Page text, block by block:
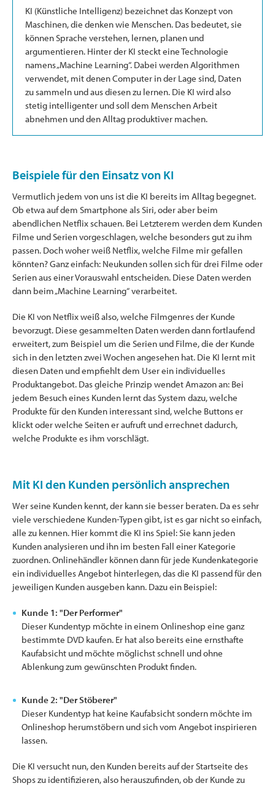
KI (Künstliche Intelligenz) bezeichnet das Konzept von
Maschinen, die denken wie Menschen. Das bedeutet, sie
können Sprache verstehen, lernen, planen und
argumentieren. Hinter der KI steckt eine Technologie
namens „Machine Learning“. Dabei werden Algorithmen
verwendet, mit denen Computer in der Lage sind, Daten
zu sammeln und aus diesen zu lernen. Die KI wird also
stetig intelligenter und soll dem Menschen Arbeit
abnehmen und den Alltag produktiver machen.
Beispiele für den Einsatz von KI
Vermutlich jedem von uns ist die KI bereits im Alltag begegnet.
Ob etwa auf dem Smartphone als Siri, oder aber beim
abendlichen Netflix schauen. Bei Letzterem werden dem Kunden
Filme und Serien vorgeschlagen, welche besonders gut zu ihm
passen. Doch woher weiß Netflix, welche Filme mir gefallen
könnten? Ganz einfach: Neukunden sollen sich für drei Filme oder
Serien aus einer Vorauswahl entscheiden. Diese Daten werden
dann beim „Machine Learning“ verarbeitet.
Die KI von Netflix weiß also, welche Filmgenres der Kunde
bevorzugt. Diese gesammelten Daten werden dann fortlaufend
erweitert, zum Beispiel um die Serien und Filme, die der Kunde
sich in den letzten zwei Wochen angesehen hat. Die KI lernt mit
diesen Daten und empfiehlt dem User ein individuelles
Produktangebot. Das gleiche Prinzip wendet Amazon an: Bei
jedem Besuch eines Kunden lernt das System dazu, welche
Produkte für den Kunden interessant sind, welche Buttons er
klickt oder welche Seiten er aufruft und errechnet dadurch,
welche Produkte es ihm vorschlägt.
Mit KI den Kunden persönlich ansprechen
Wer seine Kunden kennt, der kann sie besser beraten. Da es sehr
viele verschiedene Kunden-Typen gibt, ist es gar nicht so einfach,
alle zu kennen. Hier kommt die KI ins Spiel: Sie kann jeden
Kunden analysieren und ihn im besten Fall einer Kategorie
zuordnen. Onlinehändler können dann für jede Kundenkategorie
ein individuelles Angebot hinterlegen, das die KI passend für den
jeweiligen Kunden ausgeben kann. Dazu ein Beispiel:
Kunde 1: "Der Performer"
Dieser Kundentyp möchte in einem Onlineshop eine ganz
bestimmte DVD kaufen. Er hat also bereits eine ernsthafte
Kaufabsicht und möchte möglichst schnell und ohne
Ablenkung zum gewünschten Produkt finden.
Kunde 2: "Der Stöberer"
Dieser Kundentyp hat keine Kaufabsicht sondern möchte im
Onlineshop herumstöbern und sich vom Angebot inspirieren
lassen.
Die KI versucht nun, den Kunden bereits auf der Startseite des
Shops zu identifizieren, also herauszufinden, ob der Kunde zu